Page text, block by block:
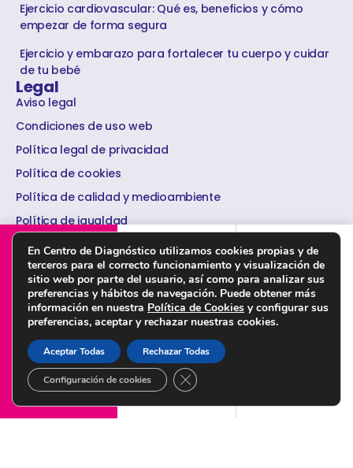
Ejercicio cardiovascular: Qué es, beneficios y cómo
empezar de forma segura
Ejercicio y embarazo para fortalecer tu cuerpo y cuidar
de tu bebé
Legal
Aviso legal
Condiciones de uso web
Política legal de privacidad
Política de cookies
Política de calidad y medioambiente
Política de igualdad
Política de seguridad de la información
© Copyright 2022 Centro de Diagnóstico Granada – Diseñado por
En Centro de Diagnóstico utilizamos cookies propias y de
terceros para el correcto funcionamiento y visualización de
sitio web por parte del usuario, así como para analizar sus
preferencias y hábitos de navegación. Puede obtener más
información en nuestra Política de Cookies y configurar sus
preferencias, aceptar y rechazar nuestras cookies.
Aceptar Todas Rechazar Todas
Configuración de cookies CERRAR EL BANNER DE